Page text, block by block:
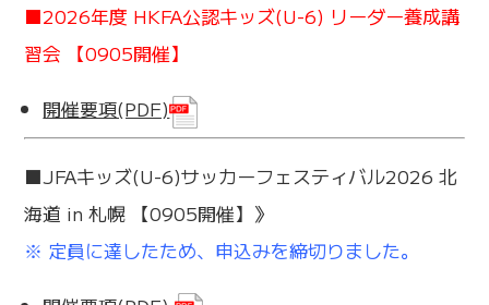
■2026年度 HKFA公認キッズ(U-6) リーダー養成講
習会 【0905開催】
開催要項(PDF)
■JFAキッズ(U-6)サッカーフェスティバル2026 北
海道 in 札幌 【0905開催】》
※ 定員に達したため、申込みを締切りました。